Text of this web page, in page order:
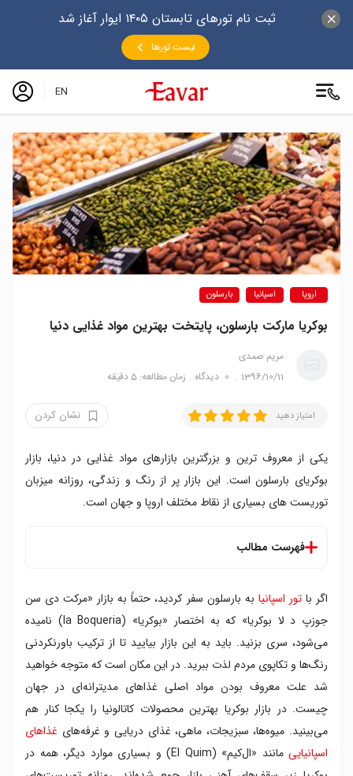
ثبت نام تورهای تابستان ۱۴۰۵ ایوار آغاز شد
لیست تورها
EN
اروپا اسپانیا بارسلون
بوکریا مارکت بارسلون، پایتخت بهترین مواد غذایی دنیا
مریم صمدی
1396/10/11
0 دیدگاه زمان مطالعه: 5 دقیقه
امتیاز دهید نشان کردن
یکی از معروف ترین و بزرگترین بازارهای مواد غذایی در دنیا، بازار
بوکریای بارسلون است. این بازار پر از رنگ و زندگی، روزانه میزبان
توریست های بسیاری از نقاط مختلف اروپا و جهان است.
فهرست مطالب
گشت زنی در بازاراگر باتور اسپانیا به بارسلون سفر کردید، حتماً به بازار «مرکت دی سن
جوزپ د لا بوکریا» که به اختصار «بوکریا» (la Boqueria) نامیده
می‌‌‌شود، سری بزنید. باید به این بازار بیایید تا از ترکیب باورنکردنی
رنگ‌ها و تکاپوی مردم لذت ببرید. در این مکان است که متوجه خواهید
شد علت معروف بودن مواد اصلی غذاهای مدیترانه‌ای در جهان
چیست. در بازار بوکریا بهترین محصولات کاتالونیا را یکجا کنار هم
می‌بینید. میوه‌ها، سبزیجات، ماهی، غذای دریایی و غرفه‌های غذاهای
اسپانیایی
مانند «ال‌کیم» (El Quim) و بسیاری موارد دیگر، همه در